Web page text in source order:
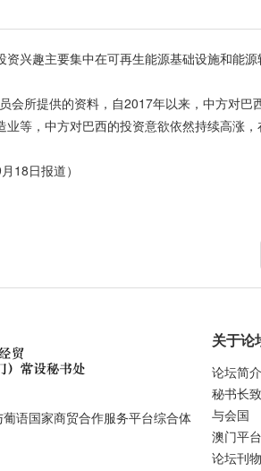
兴趣主要集中在可再生能源基础设施和能源
会所提供的资料，自2017年以来，中方对
等，中方对巴西的投资意欲依然持续高涨
18日报道）
语国家商贸合作服务平台综合体
关于论
论坛简介
秘书长
与会国
澳门平台
论坛刊物